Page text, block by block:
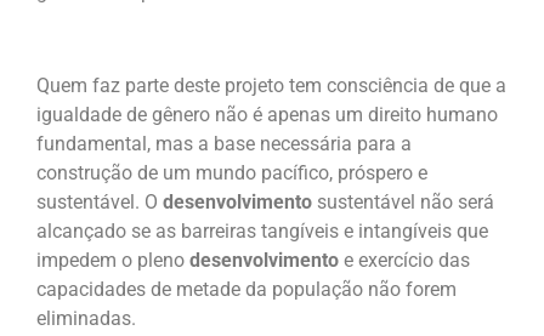
Quem faz parte deste projeto tem consciência de que a
igualdade de gênero não é apenas um direito humano
fundamental, mas a base necessária para a
construção de um mundo pacífico, próspero e
sustentável. O desenvolvimento sustentável não será
alcançado se as barreiras tangíveis e intangíveis que
impedem o pleno desenvolvimento e exercício das
capacidades de metade da população não forem
eliminadas.